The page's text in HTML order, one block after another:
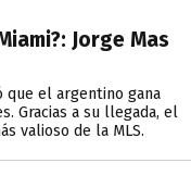
Jorge Mas
que el argentino gana
Gracias a su llegada, el
valioso de la MLS.